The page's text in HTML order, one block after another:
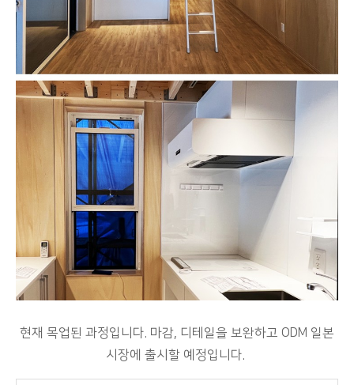
현재 목업된 과정입니다. 마감, 디테일을 보완하고 ODM 일본
시장에 출시할 예정입니다.